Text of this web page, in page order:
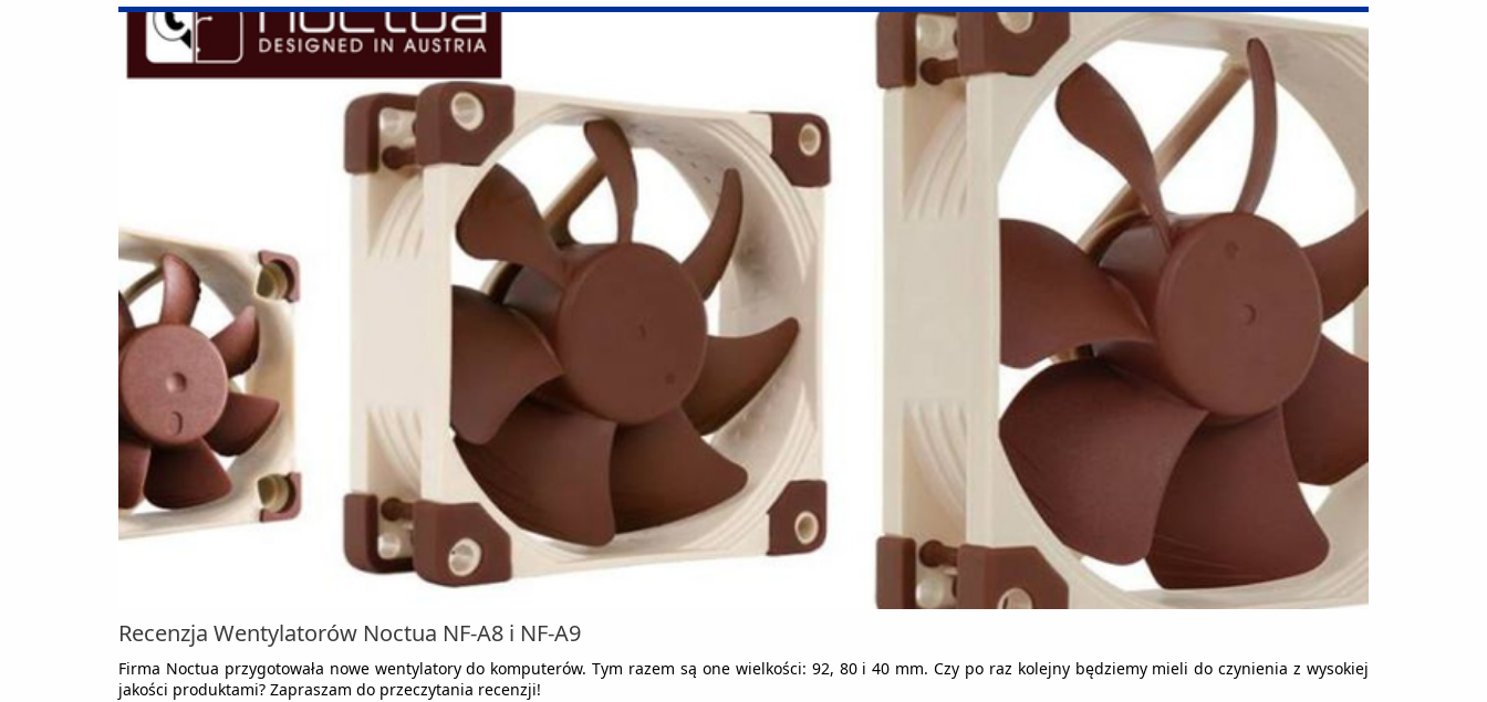
Recenzja Wentylatorów Noctua NF-A8 i NF-A9
Firma Noctua przygotowała nowe wentylatory do komputerów. Tym razem są one wielkości: 92, 80 i 40 mm. Czy po raz kolejny będziemy mieli do czynienia z wysokiej
jakości produktami? Zapraszam do przeczytania recenzji!